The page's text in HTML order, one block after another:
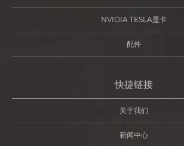
NVIDIA TESLA显卡
配件
快捷链接
关于我们
新闻中心